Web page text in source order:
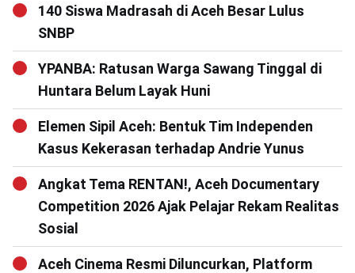
140 Siswa Madrasah di Aceh Besar Lulus
SNBP
YPANBA: Ratusan Warga Sawang Tinggal di
Huntara Belum Layak Huni
Elemen Sipil Aceh: Bentuk Tim Independen
Kasus Kekerasan terhadap Andrie Yunus
Angkat Tema RENTAN!, Aceh Documentary
Competition 2026 Ajak Pelajar Rekam Realitas
Sosial
Aceh Cinema Resmi Diluncurkan, Platform